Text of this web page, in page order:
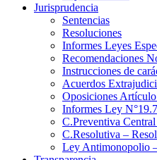
Jurisprudencia
Sentencias
Resoluciones
Informes Leyes
Recomendaciones
Instrucciones de
Acuerdos
Oposiciones
Informes Ley
C.Preventiva
C.Resolutiva –
Ley Antimonopolio